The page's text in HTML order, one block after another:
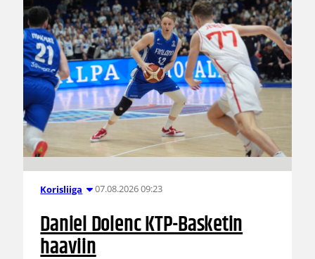
Korisliiga 07.08.2026 09:23
Daniel Dolenc KTP-Basketin
haaviin